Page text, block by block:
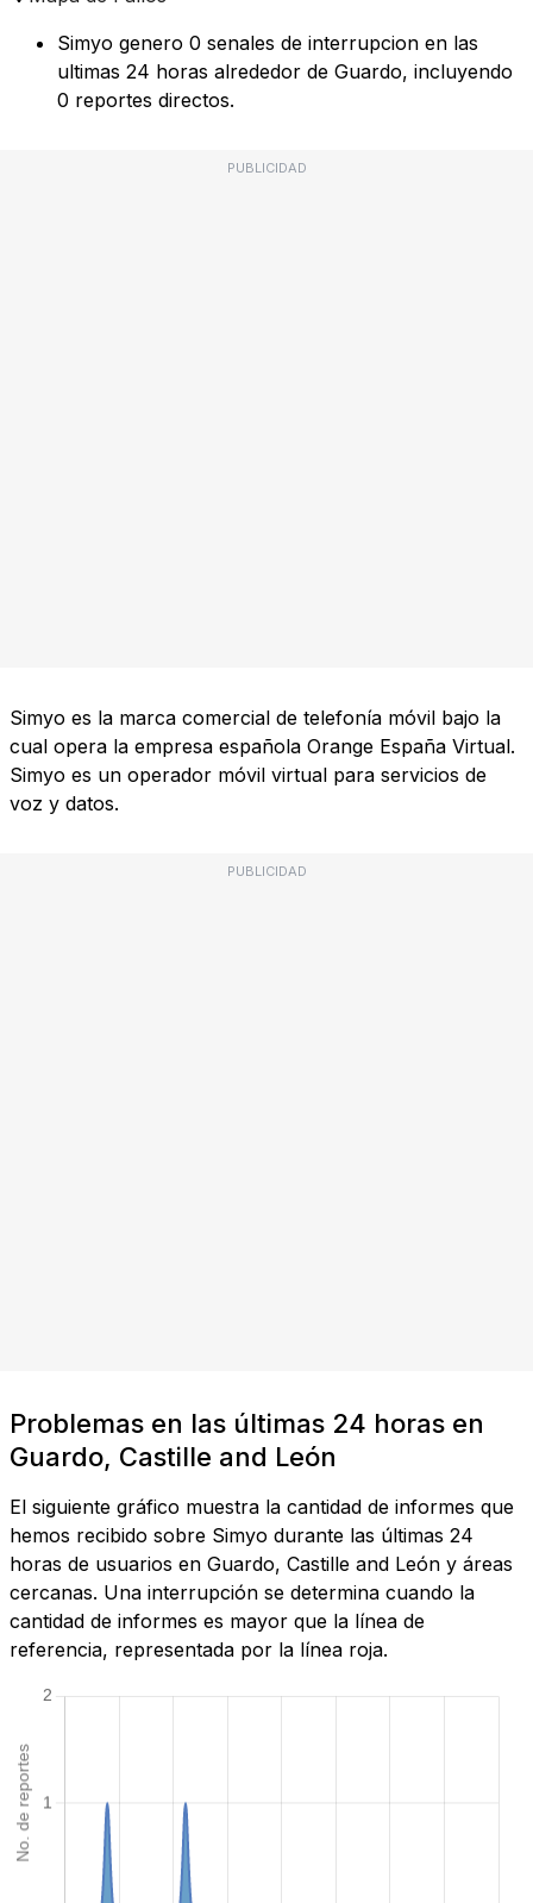
Simyo genero 0 senales de interrupcion en las
ultimas 24 horas alrededor de Guardo, incluyendo
0 reportes directos.
PUBLICIDAD
Simyo es la marca comercial de telefonía móvil bajo la
cual opera la empresa española Orange España Virtual.
Simyo es un operador móvil virtual para servicios de
voz y datos.
PUBLICIDAD
Problemas en las últimas 24 horas en
Guardo, Castille and León
El siguiente gráfico muestra la cantidad de informes que
hemos recibido sobre Simyo durante las últimas 24
horas de usuarios en Guardo, Castille and León y áreas
cercanas. Una interrupción se determina cuando la
cantidad de informes es mayor que la línea de
referencia, representada por la línea roja.